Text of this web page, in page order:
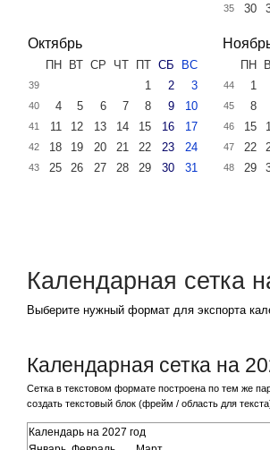
35 30
Октябрь
ПН ВТ СР ЧТ ПТ СБ ВС
39 1 2 3
40 4 5 6 7 8 9 10
41 11 12 13 14 15 16 17
42 18 19 20 21 22 23 24
43 25 26 27 28 29 30 31
ПН
44 1
45 8
46 15
47 22
48 29
Календарная сетка
Выберите нужный формат для экспорта
Календарная сетка на
Cетка в текстовом формате построена по тем же
создать текстовый блок (фрейм / область для